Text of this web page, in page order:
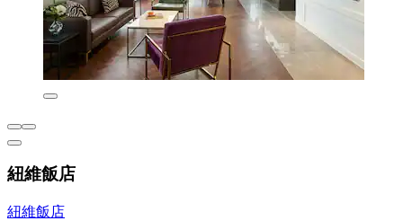
紐維飯店
紐維飯店